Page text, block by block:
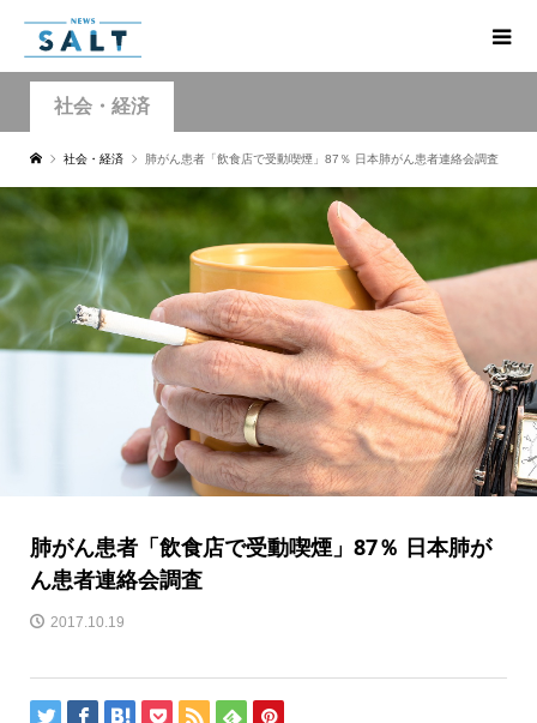
社会・経済
社会・経済 肺がん患者「飲食店で受動喫煙」87％ 日本肺がん患者連絡会調査
肺がん患者「飲食店で受動喫煙」87％ 日本肺が
ん患者連絡会調査
2017.10.19